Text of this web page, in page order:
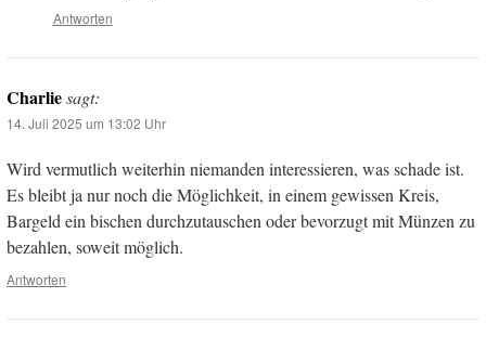
Antworten
Charliesagt:
14. Juli 2025 um 13:02 Uhr
Wird vermutlich weiterhin niemanden interessieren, was schade ist.
Es bleibt ja nur noch die Möglichkeit, in einem gewissen Kreis,
Bargeld ein bischen durchzutauschen oder bevorzugt mit Münzen zu
bezahlen, soweit möglich.
Antworten